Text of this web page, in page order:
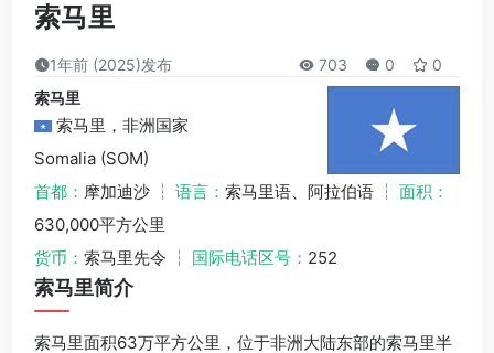
索马里
1年前 (2025)发布 703 0
0
索马里
索马里，非洲国家
Somalia (SOM)
首都： 摩加迪沙 ┆ 语言： 索马里语、阿拉伯语 ┆ 面积：
630,000平方公里
货币： 索马里先令 ┆ 国际电话区号： 252
索马里简介
索马里面积63万平方公里，位于非洲大陆东部的索马里半